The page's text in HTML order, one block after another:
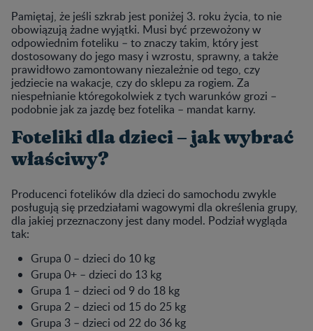
Pamiętaj, że jeśli szkrab jest poniżej 3. roku życia, to nie
obowiązują żadne wyjątki. Musi być przewożony w
odpowiednim foteliku – to znaczy takim, który jest
dostosowany do jego masy i wzrostu, sprawny, a także
prawidłowo zamontowany niezależnie od tego, czy
jedziecie na wakacje, czy do sklepu za rogiem. Za
niespełnianie któregokolwiek z tych warunków grozi –
podobnie jak za jazdę bez fotelika – mandat karny.
Foteliki dla dzieci – jak wybrać
właściwy?
Producenci fotelików dla dzieci do samochodu zwykle
posługują się przedziałami wagowymi dla określenia grupy,
dla jakiej przeznaczony jest dany model. Podział wygląda
tak:
Grupa 0 – dzieci do 10 kg
Grupa 0+ – dzieci do 13 kg
Grupa 1 – dzieci od 9 do 18 kg
Grupa 2 – dzieci od 15 do 25 kg
Grupa 3 – dzieci od 22 do 36 kg